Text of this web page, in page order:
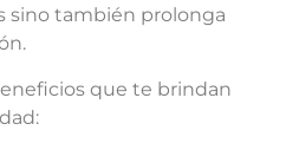
sino también prolonga
que te brindan